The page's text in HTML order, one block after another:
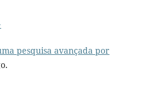
pesquisa avançada por